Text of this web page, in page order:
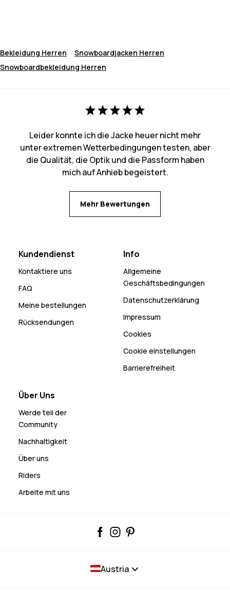
Bekleidung Herren
Snowboardjacken Herren
Snowboardbekleidung Herren
Leider konnte ich die Jacke heuer nicht mehr
unter extremen Wetterbedingungen testen, aber
die Qualität, die Optik und die Passform haben
mich auf Anhieb begeistert.
Mehr Bewertungen
Kundendienst
Kontaktiere uns
FAQ
Meine bestellungen
Rücksendungen
Info
Allgemeine
Geschäftsbedingungen
Datenschutzerklärung
Impressum
Cookies
Cookie einstellungen
Barrierefreiheit
Über Uns
Werde teil der
Community
Nachhaltigkeit
Über uns
Riders
Arbeite mit uns
Austria